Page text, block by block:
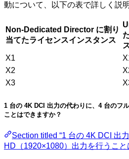
動について、以下の表で詳しく説
Non-Dedicated Director に割り
当てたライセンスインスタンス
X1
X2
X3
1 台の 4K DCI 出力の代わりに、4 台のフ
ことはできますか？
Section titled “1 台の 4K DCI 出
HD（1920×1080）出力を行うこと